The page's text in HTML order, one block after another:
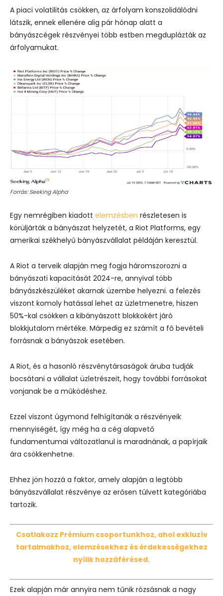
A piaci volatilitás csökken, az árfolyam konszolidálódni
látszik, ennek ellenére alig pár hónap alatt a
bányászcégek részvényei több estben megduplázták az
árfolyamukat.
Forrás: Seeking Alpha
Egy nemrégiben kiadott elemzésben részletesen is
körüljárták a bányászat helyzetét, a Riot Platforms, egy
amerikai székhelyű bányászvállalat példáján keresztül.
A Riot a terveik alapján meg fogja háromszorozni a
bányászati kapacitását 2024-re, annyival több
bányászkészüléket akarnak üzembe helyezni. a felezés
viszont komoly hatással lehet az üzletmenetre, hiszen
50%-kal csökken a kibányászott blokkokért járó
blokkjutalom mértéke. Márpedig ez számít a fő bevételi
forrásnak a bányászok esetében.
A Riot, és a hasonló részvénytársaságok áruba tudják
bocsátani a vállalat üzletrészeit, hogy további forrásokat
vonjanak be a működéshez.
Ezzel viszont úgymond felhígítanák a részvényeik
mennyiségét, így még ha a cég alapvető
fundamentumai változatlanul is maradnának, a papírjaik
ára csökkenhetne.
Ehhez jön hozzá a faktor, amely alapján a legtöbb
bányászvállalat részvénye az erősen túlvett kategóriába
tartozik.
Csatlakozz Prémium csoportunkhoz, ahol exkluzív
tartalmakhoz, elemzésekhez és érdekességekhez
nyílik hozzáférésed.
Ezek alapján már annyira nem tűnik rózsásnak a nagy